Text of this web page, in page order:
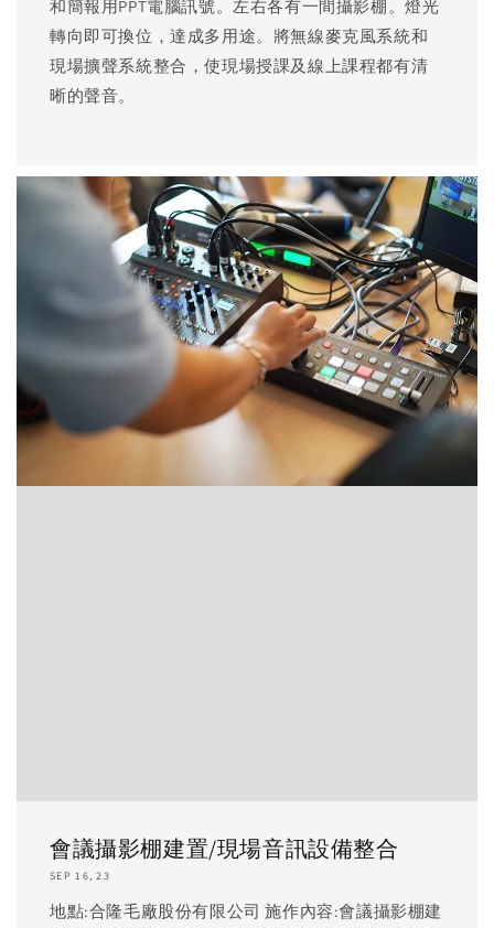
和簡報用PPT電腦訊號。左右各有一間攝影棚。燈光
轉向即可換位，達成多用途。將無線麥克風系統和
現場擴聲系統整合，使現場授課及線上課程都有清
晰的聲音。
會議攝影棚建置/現場音訊設備整合
SEP 16, 23
地點:合隆毛廠股份有限公司 施作內容:會議攝影棚建